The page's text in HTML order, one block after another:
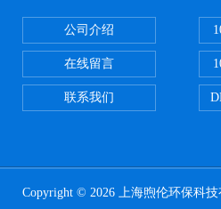
公司介绍
在线留言
联系我们
Copyright © 2026 上海煦伦环保科